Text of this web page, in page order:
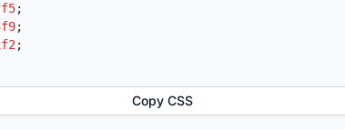
;
;
;
Copy CSS